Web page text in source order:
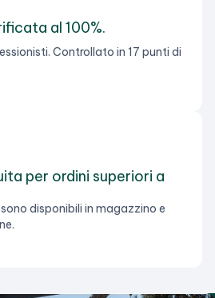
al 100%.
Controllato in 17 punti di
per ordini superiori a
disponibili in magazzino e